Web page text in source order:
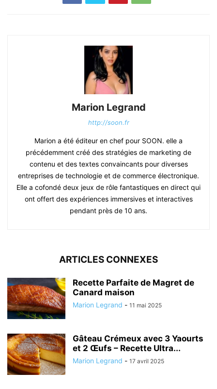
Marion Legrand
http://soon.fr
Marion a été éditeur en chef pour SOON. elle a
précédemment créé des stratégies de marketing de
contenu et des textes convaincants pour diverses
entreprises de technologie et de commerce électronique.
Elle a cofondé deux jeux de rôle fantastiques en direct qui
ont offert des expériences immersives et interactives
pendant près de 10 ans.
ARTICLES CONNEXES
Recette Parfaite de Magret de
Canard maison
Marion Legrand - 11 mai 2025
Gâteau Crémeux avec 3 Yaourts
et 2 Œufs – Recette Ultra...
Marion Legrand - 17 avril 2025